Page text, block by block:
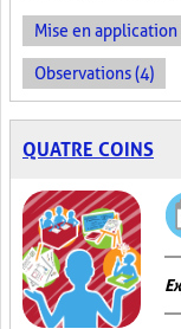
Mise en application
Observations (4)
QUATRE COINS